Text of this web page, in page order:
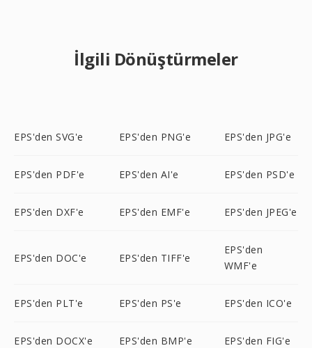
İlgili Dönüştürmeler
EPS'den SVG'e EPS'den PNG'e EPS'den JPG'e
EPS'den PDF'e EPS'den AI'e EPS'den PSD'e
EPS'den DXF'e EPS'den EMF'e EPS'den JPEG'e
EPS'den DOC'e EPS'den TIFF'e
EPS'den
WMF'e
EPS'den PLT'e EPS'den PS'e EPS'den ICO'e
EPS'den DOCX'e EPS'den BMP'e EPS'den FIG'e